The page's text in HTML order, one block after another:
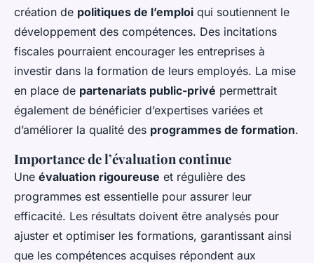
création de politiques de l’emploi qui soutiennent le
développement des compétences. Des incitations
fiscales pourraient encourager les entreprises à
investir dans la formation de leurs employés. La mise
en place de partenariats public-privé permettrait
également de bénéficier d’expertises variées et
d’améliorer la qualité des programmes de formation.
Importance de l’évaluation continue
Une évaluation rigoureuse et régulière des
programmes est essentielle pour assurer leur
efficacité. Les résultats doivent être analysés pour
ajuster et optimiser les formations, garantissant ainsi
que les compétences acquises répondent aux